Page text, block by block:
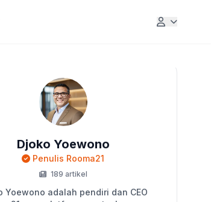
Djoko Yoewono
Penulis Rooma21
189 artikel
Yoewono adalah pendiri dan CEO